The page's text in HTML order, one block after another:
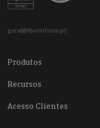
geral@iberinform.pt
Produtos
Recursos
Acesso Clientes